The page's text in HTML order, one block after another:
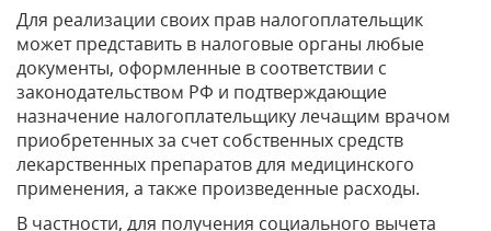
Для реализации своих прав налогоплательщик
может представить в налоговые органы любые
документы, оформленные в соответствии с
законодательством РФ и подтверждающие
назначение налогоплательщику лечащим врачом
приобретенных за счет собственных средств
лекарственных препаратов для медицинского
применения, а также произведенные расходы.
В частности, для получения социального вычета